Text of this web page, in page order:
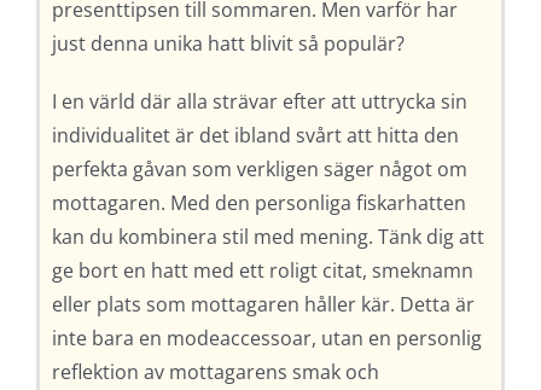
presenttipsen till sommaren. Men varför har
just denna unika hatt blivit så populär?
I en värld där alla strävar efter att uttrycka sin
individualitet är det ibland svårt att hitta den
perfekta gåvan som verkligen säger något om
mottagaren. Med den personliga fiskarhatten
kan du kombinera stil med mening. Tänk dig att
ge bort en hatt med ett roligt citat, smeknamn
eller plats som mottagaren håller kär. Detta är
inte bara en modeaccessoar, utan en personlig
reflektion av mottagarens smak och